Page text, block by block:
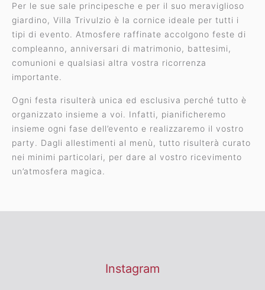
dispone di 200 posti auto.
Tra i servizi offerti c’è anche quello del pernottamento.
Gli ospiti potranno, infatti, dormire con una tariffa
agevolata presso il CosmoHotel Torri di Vimercate, un
hotel a 4 stelle che dista soli 5 km dalla Villa, ma
Per le sue sale principesche e per il suo meraviglioso
giardino, Villa Trivulzio è la cornice ideale per tutti i
tipi di evento. Atmosfere raffinate accolgono feste di
compleanno, anniversari di matrimonio, battesimi,
comunioni e qualsiasi altra vostra ricorrenza
importante.
Ogni festa risulterà unica ed esclusiva perché tutto è
organizzato insieme a voi. Infatti, pianificheremo
insieme ogni fase dell’evento e realizzaremo il vostro
party. Dagli allestimenti al menù, tutto risulterà curato
nei minimi particolari, per dare al vostro ricevimento
un’atmosfera magica.
Instagram